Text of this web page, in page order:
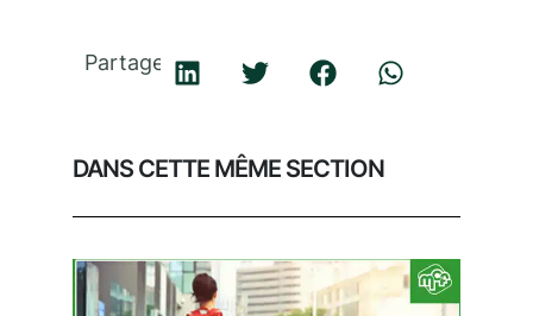
Partager
DANS CETTE MÊME SECTION